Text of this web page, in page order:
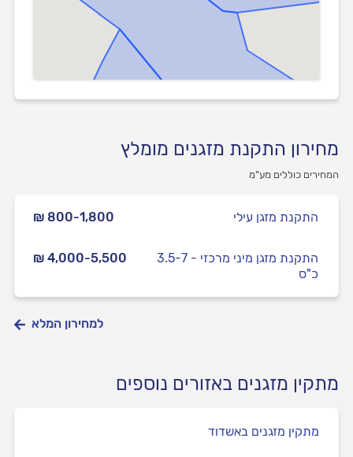
מחירון התקנת מזגנים מומלץ
המחירים כוללים מע”מ
₪ 800-1,800 התקנת מזגן עילי
₪ 4,000-5,500
התקנת מזגן מיני מרכזי - 3.5-7
כ"ס
למחירון המלא
מתקין מזגנים באזורים נוספים
מתקין מזגנים באשדוד